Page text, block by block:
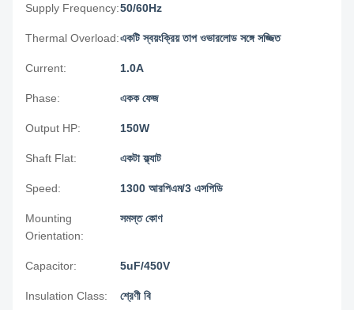
Supply Frequency:50/60Hz
Thermal Overload:একটি স্বয়ংক্রিয় তাপ ওভারলোড সঙ্গে সজ্জিত
Current: 1.0A
Phase: একক ফেজ
Output HP: 150W
Shaft Flat: একটা ফ্ল্যাট
Speed: 1300 আরপিএম/3 এসপিডি
Mounting
Orientation:
সমস্ত কোণ
Capacitor: 5uF/450V
Insulation Class: শ্রেণী বি